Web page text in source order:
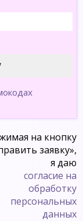
на кнопку
заявку»,
я даю
согласие на
обработку
персональных
данных